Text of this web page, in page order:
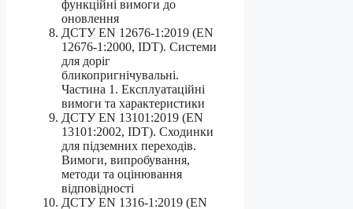
функційні вимоги до
оновлення
ДСТУ EN 12676-1:2019 (EN
12676-1:2000, IDT). Системи
для доріг
бликопригнічувальні.
Частина 1. Експлуатаційні
вимоги та характеристики
ДСТУ EN 13101:2019 (EN
13101:2002, IDT). Сходинки
для підземних переходів.
Вимоги, випробування,
методи та оцінювання
відповідності
ДСТУ EN 1316-1:2019 (EN